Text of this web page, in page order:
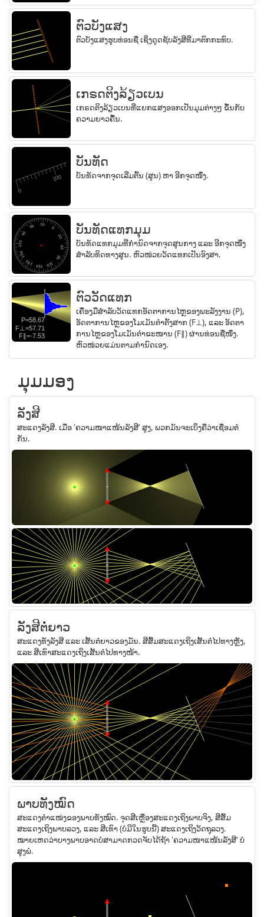
ຕົວບັງແສງ
ຕົວບັງແສງຮູບທ່ອນຊື່ ເຊິ່ງດູດຊັບລັງສີທີ່ມາຕົກກະທົບ.
ເກຣດຕິງລ້ຽວເບນ
ເກຣດຕິງລ້ຽວເບນທີ່ແຍກແສງອອກເປັນມຸມຕ່າງໆ ຂຶ້ນກັບ
ຄວາມຍາວຄື້ນ.
ບັນທັດ
ບັນທັດຈາກຈຸດເລີ່ມຕົ້ນ (ສູນ) ຫາ ອີກຈຸດໜຶ່ງ.
ບັນທັດແທກມຸມ
ບັນທັດແທກມຸມທີ່ກຳນົດຈາກຈຸດສູນກາງ ແລະ ອີກຈຸດໜຶ່ງ
ສຳລັບທິດທາງສູນ. ຫົວໜ່ວຍວັດແທກເປັນອົງສາ.
ຕົວວັດແທກ
ເຄື່ອງມືສຳລັບວັດແທກອັດຕາການໄຫຼຂອງພະລັງງານ (P),
ອັດຕາການໄຫຼຂອງໂມເມັນຕຳຕັ້ງສາກ (F⊥), ແລະ ອັດຕາ
ການໄຫຼຂອງໂມເມັນຕຳຂະໜານ (F∥) ຜ່ານທ່ອນຊື່ໜຶ່ງ.
ຫົວໜ່ວຍແມ່ນຕາມກຳນົດເອງ.
ມຸມມອງ
ລັງສີ
ສະແດງລັງສີ. ເມື່ອ 'ຄວາມໜາແໜ້ນລັງສີ' ສູງ, ພວກມັນຈະເບິ່ງຄືວ່າເຊື່ອມຕໍ່
ກັນ.
ລັງສີຕໍ່ຍາວ
ສະແດງທັງລັງສີ ແລະ ເສັ້ນຕໍ່ຍາວຂອງມັນ. ສີສົ້ມສະແດງເຖິງເສັ້ນຕໍ່ໄປທາງຫຼັງ,
ແລະ ສີເທົາສະແດງເຖິງເສັ້ນຕໍ່ໄປທາງໜ້າ.
ພາບທັງໝົດ
ສະແດງຕຳແໜ່ງຂອງພາບທັງໝົດ. ຈຸດສີເຫຼືອງສະແດງເຖິງພາບຈິງ, ສີສົ້ມ
ສະແດງເຖິງພາບລວງ, ແລະ ສີເທົາ (ບໍ່ມີໃນຮູບນີ້) ສະແດງເຖິງວັດຖຸລວງ.
ໝາຍເຫດວ່າບາງພາບອາດບໍ່ສາມາດກວດຈັບໄດ້ຖ້າ 'ຄວາມໜາແໜ້ນລັງສີ' ບໍ່
ສູງພໍ.